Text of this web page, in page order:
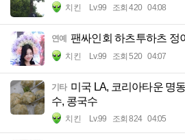
치킨 Lv.99 조회 420 04:08
연예 팬싸인회 하츠투하츠 정
치킨 Lv.99 조회 520 04:07
기타 미국 LA, 코리아타운 명
수, 콩국수
치킨 Lv.99 조회 824 04:05